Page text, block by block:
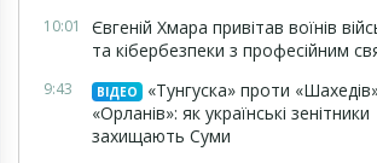
10:01
Євгеній Хмара привітав воїнів
та кібербезпеки з професійним
9:43 ВІДЕО
«Тунгуска» проти «Шахедів»
«Орланів»: як українські зенітники
захищають Суми